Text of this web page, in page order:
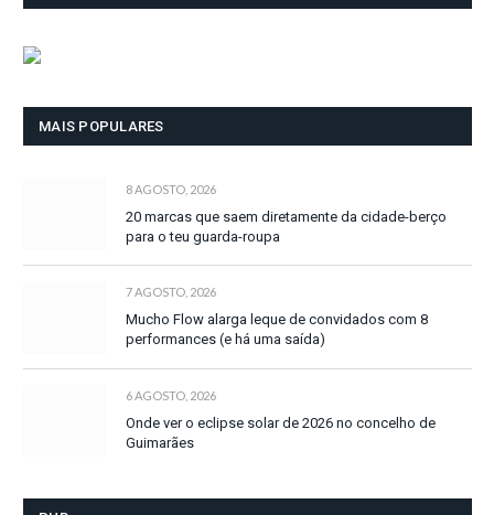
MAIS POPULARES
8 AGOSTO, 2026
20 marcas que saem diretamente da cidade-berço
para o teu guarda-roupa
7 AGOSTO, 2026
Mucho Flow alarga leque de convidados com 8
performances (e há uma saída)
6 AGOSTO, 2026
Onde ver o eclipse solar de 2026 no concelho de
Guimarães